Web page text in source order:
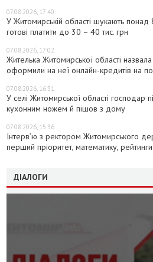
07.08.2026, 17:40
У Житомирській області шукають понад
готові платити до 30 – 40 тис. грн
07.08.2026, 17:02
Жителька Житомирської області
оформили на неї онлайн-кредитів на
07.08.2026, 16:31
У селі Житомирської області господар
кухонним ножем й пішов з дому
07.08.2026, 15:36
Інтерв’ю з ректором Житомирського
перший пріоритет, математику,
ДІАЛОГИ